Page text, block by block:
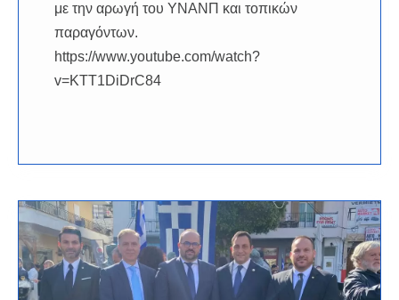
με την αρωγή του ΥΝΑΝΠ και τοπικών
παραγόντων.
https://www.youtube.com/watch?
v=KTT1DiDrC84